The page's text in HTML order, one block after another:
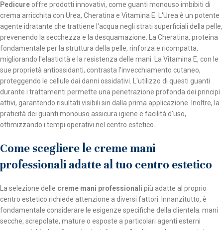
Pedicure offre prodotti innovativi, come guanti monouso imbibiti di
crema arricchita con Urea, Cheratina e Vitamina E. L'Urea è un potente
agente idratante che trattiene l'acqua negli strati superficiali della pelle,
prevenendo la secchezza e la desquamazione. La Cheratina, proteina
fondamentale per la struttura della pelle, rinforza e ricompatta,
migliorando l'elasticità e la resistenza delle mani. La Vitamina E, con le
sue proprietà antiossidanti, contrasta l'invecchiamento cutaneo,
proteggendo le cellule dai danni ossidativi. L'utilizzo di questi guanti
durante i trattamenti permette una penetrazione profonda dei principi
attivi, garantendo risultati visibili sin dalla prima applicazione. Inoltre, la
praticità dei guanti monouso assicura igiene e facilità d'uso,
ottimizzando i tempi operativi nel centro estetico.
Come scegliere le creme mani
professionali adatte al tuo centro estetico
La selezione delle creme mani professionali più adatte al proprio
centro estetico richiede attenzione a diversi fattori. Innanzitutto, è
fondamentale considerare le esigenze specifiche della clientela: mani
secche, screpolate, mature o esposte a particolari agenti esterni